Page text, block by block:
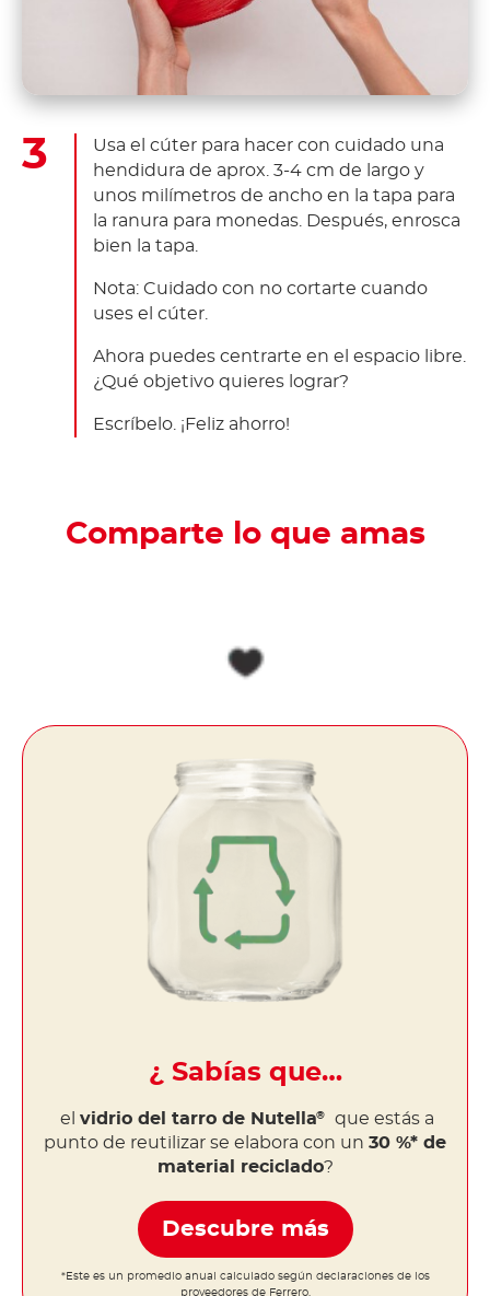
Usa el cúter para hacer con cuidado una
hendidura de aprox. 3-4 cm de largo y
unos milímetros de ancho en la tapa para
la ranura para monedas. Después, enrosca
bien la tapa.
Nota: Cuidado con no cortarte cuando
uses el cúter.
Ahora puedes centrarte en el espacio libre.
¿Qué objetivo quieres lograr?
Escríbelo. ¡Feliz ahorro!
Comparte lo que amas
¿ Sabías que…
el vidrio del tarro de Nutella®
que estás a
punto de reutilizar se elabora con un 30 %* de
material reciclado?
Descubre más
*Este es un promedio anual calculado según declaraciones de los
proveedores de Ferrero.